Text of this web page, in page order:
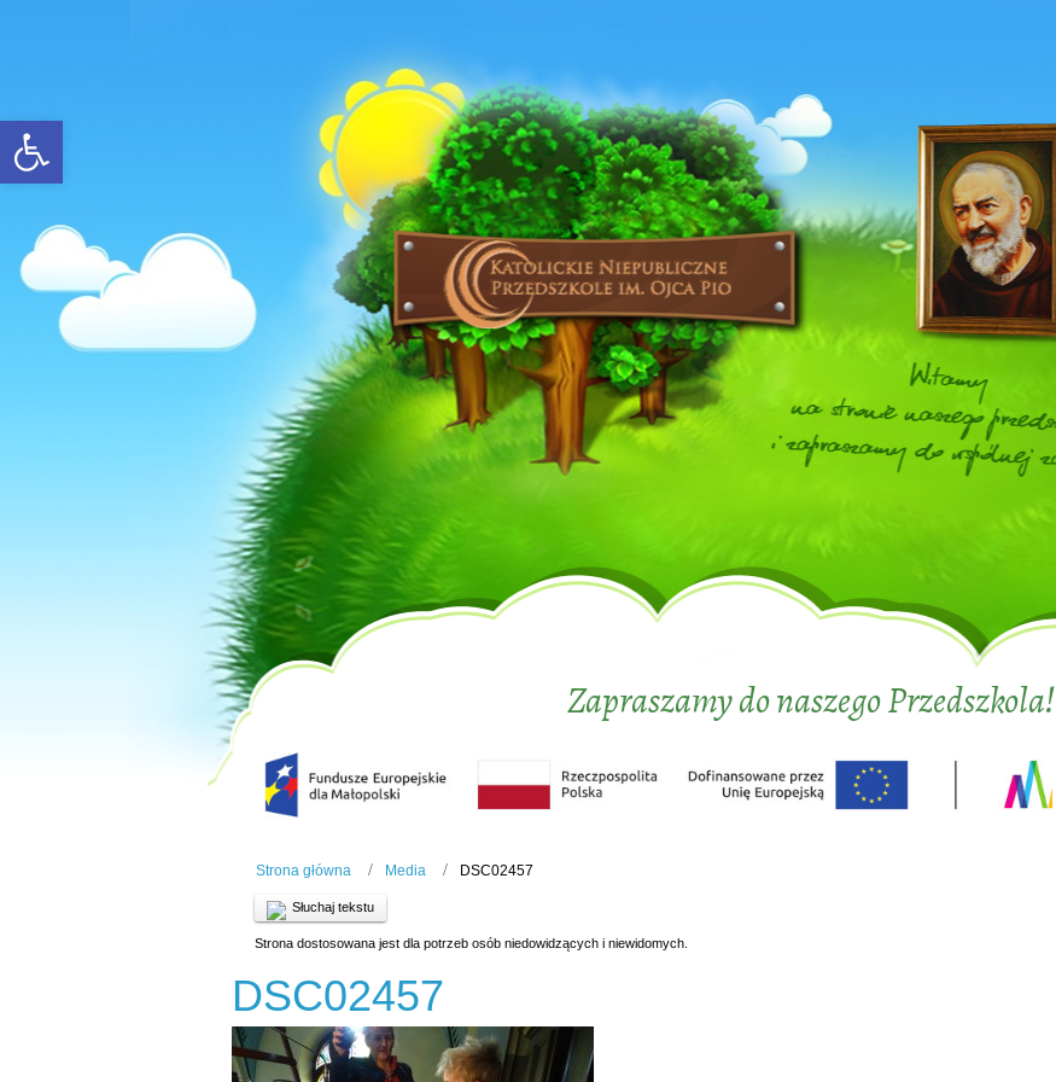
Open toolbar
Zapraszamy do naszego Przedszkola!
Strona główna Media DSC02457
Słuchaj tekstu
Strona dostosowana jest dla potrzeb osób niedowidzących i niewidomych.
DSC02457